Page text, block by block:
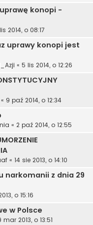
konopi -
2014, o 08:17
uprawy konopi jest
« 5 lis 2014, o 12:26
« 9 paź 2014, o 12:34
« 2 paź 2014, o 12:55
« 14 sie 2013, o 14:10
narkomanii z dnia 29
o 15:16
w Polsce
mar 2013, o 13:51